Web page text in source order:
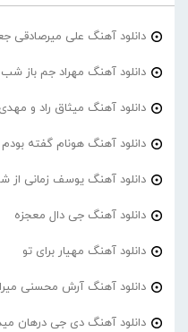
دانلود آهنگ علی میرصادقی
دانلود آهنگ مهراد جم باز
دانلود آهنگ میثاق راد و
دانلود آهنگ هونام گفته بودم
دانلود آهنگ یوسف زمانی از
دانلود آهنگ جی دال معجزه
دانلود آهنگ مهیار برای تو
دانلود آهنگ آرش محسنی میراژ
دانلود آهنگ دی جی درهان